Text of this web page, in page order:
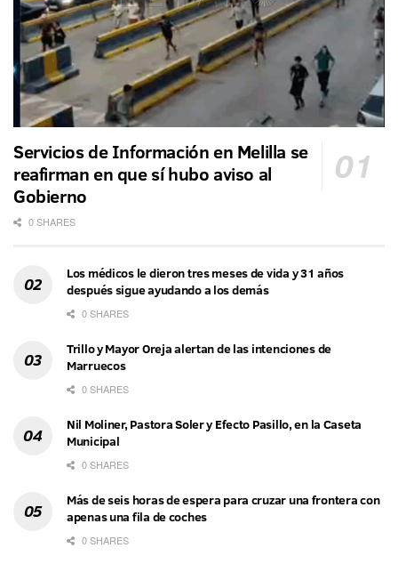
Servicios de Información en Melilla se
reafirman en que sí hubo aviso al
Gobierno
0 SHARES
Los médicos le dieron tres meses de vida y 31 años
después sigue ayudando a los demás
0 SHARES
Trillo y Mayor Oreja alertan de las intenciones de
Marruecos
0 SHARES
Nil Moliner, Pastora Soler y Efecto Pasillo, en la Caseta
Municipal
0 SHARES
Más de seis horas de espera para cruzar una frontera con
apenas una fila de coches
0 SHARES